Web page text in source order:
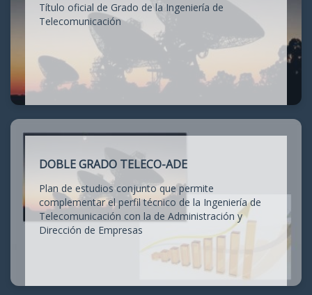
Título oficial de Grado de la Ingeniería de
Telecomunicación
DOBLE GRADO TELECO-ADE
Plan de estudios conjunto que permite
complementar el perfil técnico de la Ingeniería de
Telecomunicación con la de Administración y
Dirección de Empresas